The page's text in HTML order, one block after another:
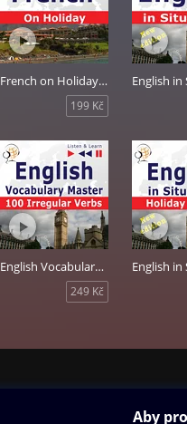
French on Holiday: Conversations de vacances
199 Kč
English Vocabulary Master: 100 Irregular Verbs
249 Kč